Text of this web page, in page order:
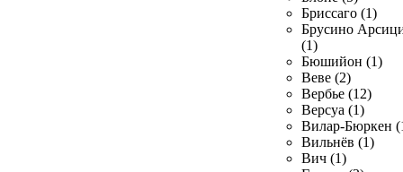
Бриссаго (1)
Брусино
(1)
Бюшийон (1)
Веве (2)
Вербье (12)
Версуа (1)
Вилар-Бюркен
Вильнёв (1)
Вич (1)